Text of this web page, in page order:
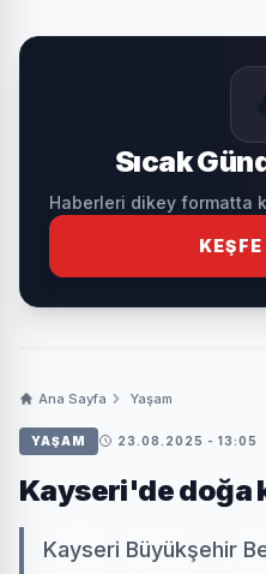
Sıcak
Haberleri dikey formatta
Ana Sayfa Yaşam
YAŞAM 23.08.2025 - 13:05
Kayseri'de doğa
Kayseri Büyükşehir